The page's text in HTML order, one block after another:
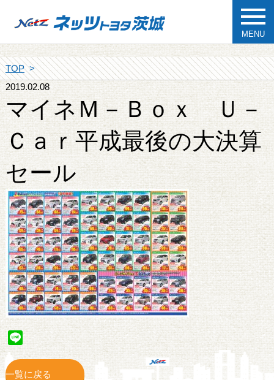
MENU
TOP
2019.02.08
マイネＭ－Ｂｏｘ Ｕ－
Ｃａｒ平成最後の大決算
セール
Line
一覧に戻る